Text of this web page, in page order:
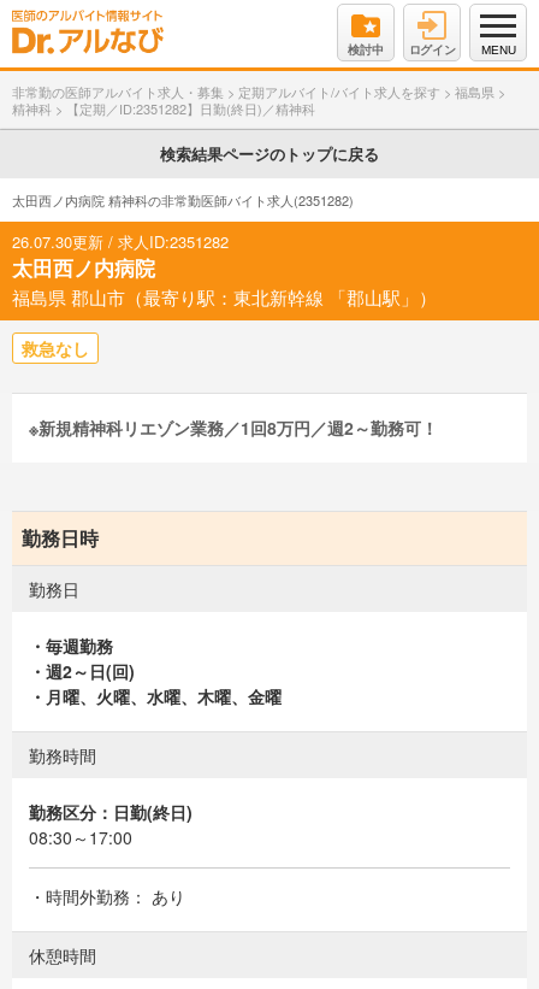
検討中 ログイン MENU
非常勤の医師アルバイト求人・募集 > 定期アルバイト/バイト求人を探す > 福島県 >
精神科 > 【定期／ID:2351282】日勤(終日)／精神科
検索結果ページのトップに戻る
太田西ノ内病院 精神科の非常勤医師バイト求人(2351282)
26.07.30更新 / 求人ID:2351282
太田西ノ内病院
福島県 郡山市（最寄り駅：東北新幹線 「郡山駅」）
救急なし
※新規精神科リエゾン業務／1回8万円／週2～勤務可！
勤務日時
勤務日
・毎週勤務
・週2～日(回)
・月曜、火曜、水曜、木曜、金曜
勤務時間
勤務区分：日勤(終日)
08:30～17:00
・時間外勤務： あり
休憩時間